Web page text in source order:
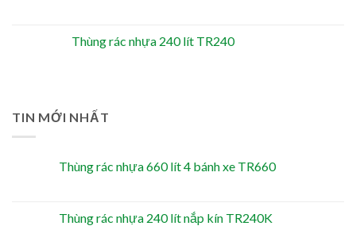
Thùng rác nhựa 240 lít TR240
TIN MỚI NHẤT
Thùng rác nhựa 660 lít 4 bánh xe TR660
Thùng rác nhựa 240 lít nắp kín TR240K